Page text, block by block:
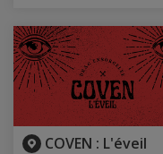
COVEN : L'éveil